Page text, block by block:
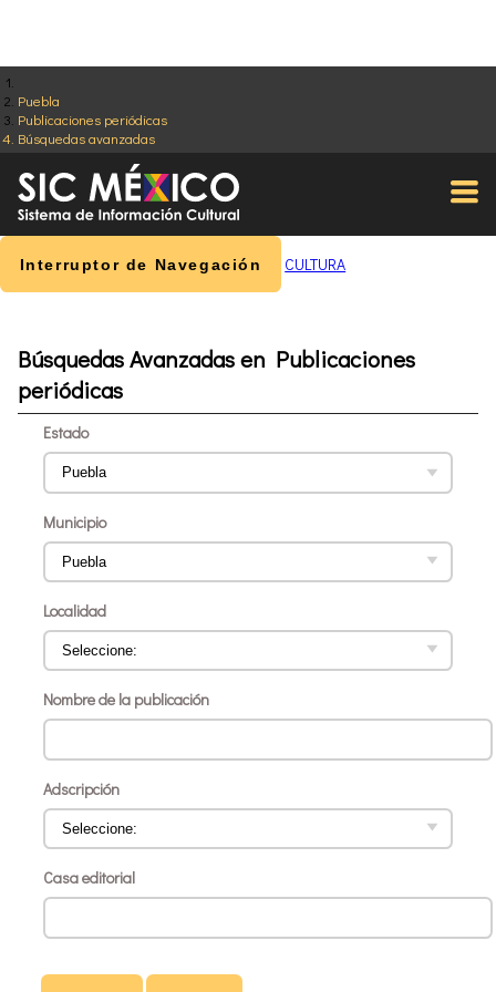
Puebla
Publicaciones periódicas
Búsquedas avanzadas
Interruptor de Navegación CULTURA
Búsquedas Avanzadas en Publicaciones
periódicas
Estado
Municipio
Localidad
Nombre de la publicación
Adscripción
Casa editorial